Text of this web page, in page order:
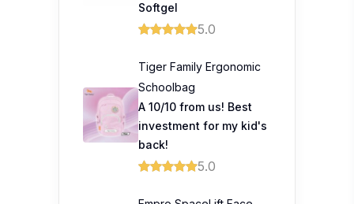
Softgel
5.0
Tiger Family Ergonomic
Schoolbag
A 10/10 from us! Best
investment for my kid's
back!
5.0